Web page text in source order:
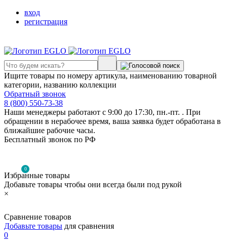
вход
регистрация
Ищите товары по номеру артикула, наименованию товарной
категории, названию коллекции
Обратный звонок
8 (800) 550-73-38
Наши менеджеры работают с 9:00 до 17:30, пн.-пт. . При
обращении в нерабочее время, ваша заявка будет обработана в
ближайшие рабочие часы.
Бесплатный звонок по РФ
0
Избранные товары
Добавьте товары чтобы они всегда были под рукой
×
Сравнение товаров
Добавьте товары для сравнения
0